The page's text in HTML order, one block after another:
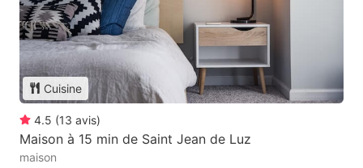
Cuisine
4.5 (13 avis)
Maison à 15 min de Saint Jean de Luz
maison